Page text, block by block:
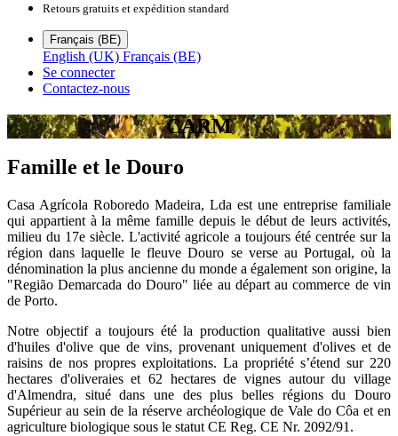
Retours gratuits et expédition standard
Français (BE)
English (UK) Français (BE)
Se connecter
Contactez-nous
CARM
Famille et le Douro
Casa Agrícola Roboredo Madeira, Lda est une entreprise familiale
qui appartient à la même famille depuis le début de leurs activités,
milieu du 17e siècle. L'activité agricole a toujours été centrée sur la
région dans laquelle le fleuve Douro se verse au Portugal, où la
dénomination la plus ancienne du monde a également son origine, la
"Região Demarcada do Douro" liée au départ au commerce de vin
de Porto.
Notre objectif a toujours été la production qualitative aussi bien
d'huiles d'olive que de vins, provenant uniquement d'olives et de
raisins de nos propres exploitations. La propriété s’étend sur 220
hectares d'oliveraies et 62 hectares de vignes autour du village
d'Almendra, situé dans une des plus belles régions du Douro
Supérieur au sein de la réserve archéologique de Vale do Côa et en
agriculture biologique sous le statut CE Reg. CE Nr. 2092/91.